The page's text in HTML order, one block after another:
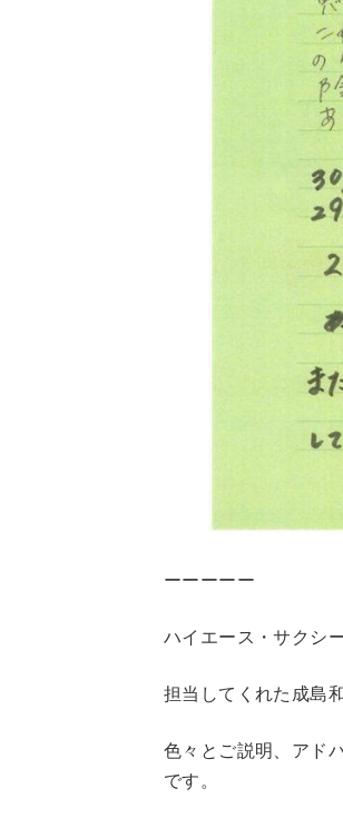
ーーーーー
ハイエース・サクシ
担当してくれた成島
色々とご説明、アド
です。